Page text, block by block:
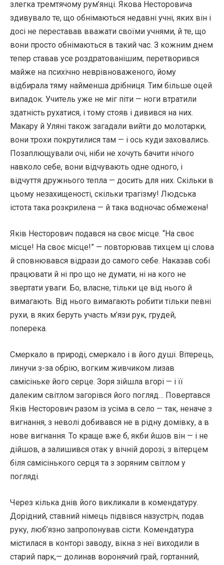
злегка тремтячому рум’янці. Якова Несторовича
здивувало те, що обнімаються недавні учні, яких він і
досі не переставав вважати своїми учнями, й те, що
вони просто обнімаються в такий час. З кожним днем
тепер ставав усе роздратованішим, перетворився
майже на психічно неврівноваженого, йому
відбирала тяму найменша дрібниця. Тим більше оцей
випадок. Учитель уже не міг піти — ноги втратили
здатність рухатися, і тому стояв і дивився на них.
Макару й Уляні також загадали вийти до молотарки,
вони трохи покрутилися там — і ось куди заховались.
Позаплющували очі, ніби не хочуть бачити нічого
навколо себе, вони відчувають одне одного, і
відчуття дружнього тепла — досить для них. Скільки в
цьому незахищеності, скільки трагізму! Людська
істота така розкрилена — й така водночас обмежена!
Яків Несторович подався на своє місце. “На своє
місце! На своє місце!” — повторював тихцем ці слова
й сповнювався відрази до самого себе. Наказав собі
працювати й ні про що не думати, ні на кого не
звертати уваги. Бо, власне, тільки це від нього й
вимагають. Від нього вимагають робити тільки певні
рухи, в яких беруть участь м’язи рук, грудей,
поперека.
Смеркало в природі, смеркало і в його душі. Вітерець,
линучи з-за обрію, вогким живчиком лизав
самісіньке його серце. Зоря зійшла вгорі — і її
далеким світлом загорівся його погляд… Повертався
Яків Несторович разом із усіма в село — так, неначе з
вигнання, з неволі добивався не в рідну домівку, а в
нове вигнання. То краще вже б, якби йшов він — і не
дійшов, а залишився отак у вічній дорозі, з вітерцем
біля самісінького серця та з зоряним світлом у
погляді.
Через кілька днів його викликали в комендатуру.
Дорідний, ставний німець підвівся назустріч, подав
руку, люб’язно запропонував сісти. Комендатура
містилася в конторі заводу, вікна з неї виходили в
старий парк,— долинав воронячий грай, гортанний,